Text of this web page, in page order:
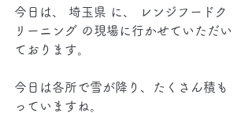
今日は、 埼玉県 に、 レンジフードク
リーニング の現場に行かせていただい
ております。
今日は各所で雪が降り、たくさん積も
っていますね。